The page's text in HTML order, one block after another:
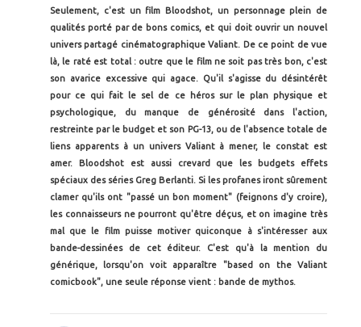
Seulement, c'est un film Bloodshot, un personnage plein de
qualités porté par de bons comics, et qui doit ouvrir un nouvel
univers partagé cinématographique Valiant. De ce point de vue
là, le raté est total : outre que le film ne soit pas très bon, c'est
son avarice excessive qui agace. Qu'il s'agisse du désintérêt
pour ce qui fait le sel de ce héros sur le plan physique et
psychologique, du manque de générosité dans l'action,
restreinte par le budget et son PG-13, ou de l'absence totale de
liens apparents à un univers Valiant à mener, le constat est
amer. Bloodshot est aussi crevard que les budgets effets
spéciaux des séries Greg Berlanti. Si les profanes iront sûrement
clamer qu'ils ont "passé un bon moment" (feignons d'y croire),
les connaisseurs ne pourront qu'être déçus, et on imagine très
mal que le film puisse motiver quiconque à s'intéresser aux
bande-dessinées de cet éditeur. C'est qu'à la mention du
générique, lorsqu'on voit apparaître "based on the Valiant
comicbook", une seule réponse vient : bande de mythos.